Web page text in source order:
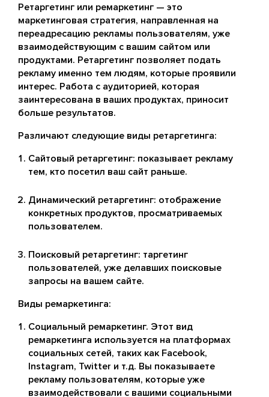
Ретаргетинг или ремаркетинг — это
маркетинговая стратегия, направленная на
переадресацию рекламы пользователям, уже
взаимодействующим с вашим сайтом или
продуктами. Ретаргетинг позволяет подать
рекламу именно тем людям, которые проявили
интерес. Работа с аудиторией, которая
заинтересована в ваших продуктах, приносит
больше результатов.
Различают следующие виды ретаргетинга:
Сайтовый ретаргетинг: показывает рекламу
тем, кто посетил ваш сайт раньше.
Динамический ретаргетинг: отображение
конкретных продуктов, просматриваемых
пользователем.
Поисковый ретаргетинг: таргетинг
пользователей, уже делавших поисковые
запросы на вашем сайте.
Виды ремаркетинга:
Социальный ремаркетинг. Этот вид
ремаркетинга используется на платформах
социальных сетей, таких как Facebook,
Instagram, Twitter и т.д. Вы показываете
рекламу пользователям, которые уже
взаимодействовали с вашими социальными